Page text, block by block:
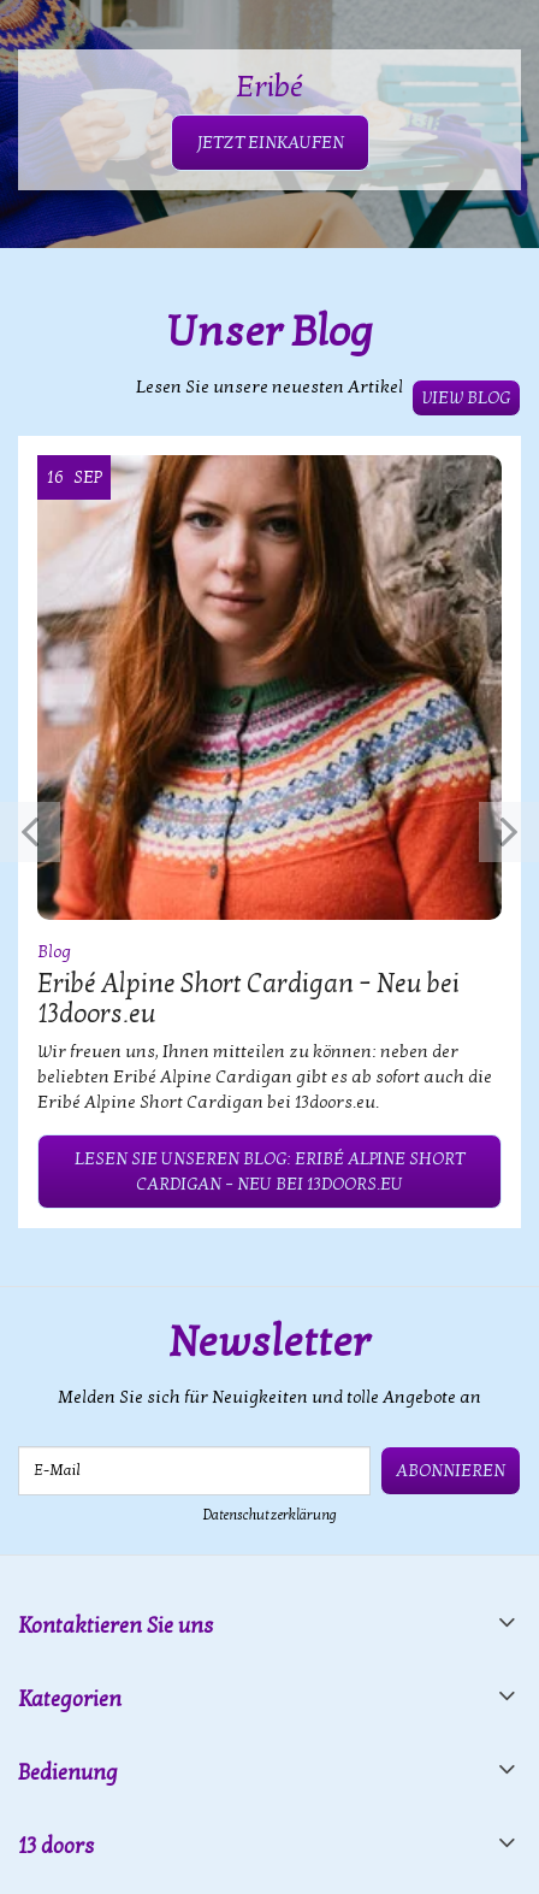
Eribé
JETZT EINKAUFEN
Unser Blog
Lesen Sie unsere neuesten Artikel
VIEW BLOG
16 SEP
Blog
Eribé Alpine Short Cardigan – Neu bei
13doors.eu
Wir freuen uns, Ihnen mitteilen zu können: neben der
beliebten Eribé Alpine Cardigan gibt es ab sofort auch die
Eribé Alpine Short Cardigan bei 13doors.eu.
LESEN SIE UNSEREN BLOG: ERIBÉ ALPINE SHORT
CARDIGAN – NEU BEI 13DOORS.EU
Newsletter
Melden Sie sich für Neuigkeiten und tolle Angebote an
ABONNIEREN
Datenschutzerklärung
Kontaktieren Sie uns
Kategorien
Bedienung
13 doors